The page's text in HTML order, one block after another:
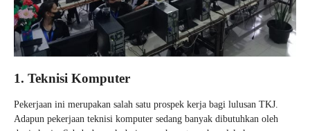
1. Teknisi Komputer
Pekerjaan ini merupakan salah satu prospek kerja bagi lulusan TKJ.
Adapun pekerjaan teknisi komputer sedang banyak dibutuhkan oleh